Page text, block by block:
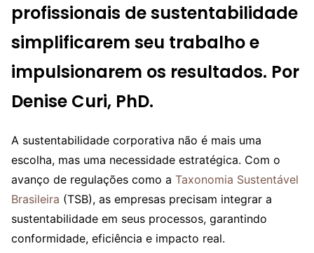
profissionais de sustentabilidade
simplificarem seu trabalho e
impulsionarem os resultados. Por
Denise Curi, PhD.
A sustentabilidade corporativa não é mais uma
escolha, mas uma necessidade estratégica. Com o
avanço de regulações como a Taxonomia Sustentável
Brasileira (TSB), as empresas precisam integrar a
sustentabilidade em seus processos, garantindo
conformidade, eficiência e impacto real.